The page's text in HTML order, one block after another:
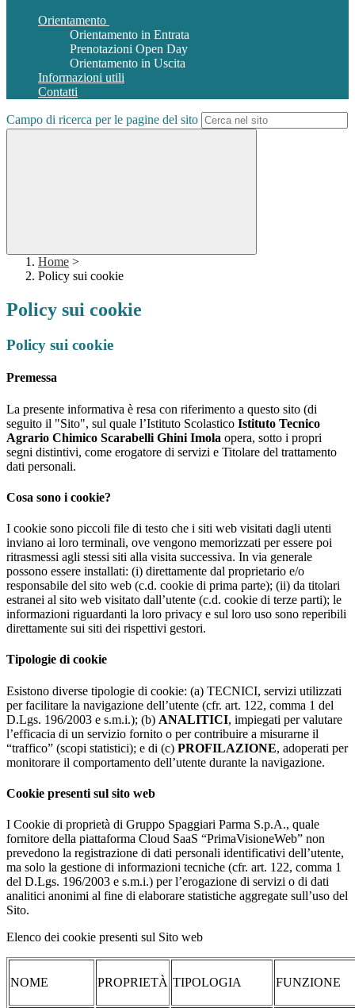
Orientamento
Orientamento in Entrata
Prenotazioni Open Day
Orientamento in Uscita
Informazioni utili
Contatti
Campo di ricerca per le pagine del sito
Home >
Policy sui cookie
Policy sui cookie
Policy sui cookie
Premessa
La presente informativa è resa con riferimento a questo sito (di
seguito il "Sito", sul quale l’Istituto Scolastico Istituto Tecnico
Agrario Chimico Scarabelli Ghini Imola opera, sotto i propri
segni distintivi, come erogatore di servizi e Titolare del trattamento
dati personali.
Cosa sono i cookie?
I cookie sono piccoli file di testo che i siti web visitati dagli utenti
inviano ai loro terminali, ove vengono memorizzati per essere poi
ritrasmessi agli stessi siti alla visita successiva. In via generale
possono essere installati: (i) direttamente dal proprietario e/o
responsabile del sito web (c.d. cookie di prima parte); (ii) da titolari
estranei al sito web visitato dall’utente (c.d. cookie di terze parti); le
informazioni riguardanti la loro privacy e sul loro uso sono reperibili
direttamente sui siti dei rispettivi gestori.
Tipologie di cookie
Esistono diverse tipologie di cookie: (a) TECNICI, servizi utilizzati
per facilitare la navigazione dell’utente (cfr. art. 122, comma 1 del
D.Lgs. 196/2003 e s.m.i.); (b) ANALITICI, impiegati per valutare
l’efficacia di un servizio fornito o per contribuire a misurarne il
“traffico” (scopi statistici); e di (c) PROFILAZIONE, adoperati per
monitorare il comportamento dell’utente durante la navigazione.
Cookie presenti sul sito web
I Cookie di proprietà di Gruppo Spaggiari Parma S.p.A., quale
fornitore della piattaforma Cloud SaaS “PrimaVisioneWeb” non
prevedono la registrazione di dati personali identificativi dell’utente,
ma solo la gestione di informazioni tecniche (cfr. art. 122, comma 1
del D.Lgs. 196/2003 e s.m.i.) per l’erogazione di servizi o di dati
analitici anonimi al fine di elaborare statistiche aggregate sull’uso del
Sito.
Elenco dei cookie presenti sul Sito web
NOME PROPRIETÀ TIPOLOGIA FUNZIONE